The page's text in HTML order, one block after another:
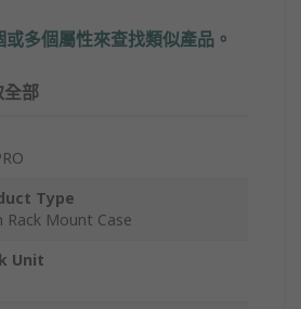
多個屬性來查找類似產品。
全部
Type
Rack Mount Case
Unit